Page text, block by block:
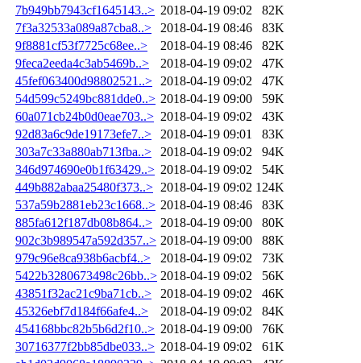
7b949bb7943cf1645143..> 2018-04-19 09:02
82K
7f3a32533a089a87cba8..>
2018-04-19 08:46
83K
9f8881cf53f7725c68ee..>
2018-04-19 08:46
82K
9feca2eeda4c3ab5469b..>
2018-04-19 09:02
47K
45fef063400d98802521..>
2018-04-19 09:02
47K
54d599c5249bc881dde0..> 2018-04-19 09:00
59K
60a071cb24b0d0eae703..> 2018-04-19 09:02
43K
92d83a6c9de19173efe7..>
2018-04-19 09:01
83K
303a7c33a880ab713fba..>
2018-04-19 09:02
94K
346d974690e0b1f63429..> 2018-04-19 09:02
54K
449b882abaa25480f373..> 2018-04-19 09:02 124K
537a59b2881eb23c1668..> 2018-04-19 08:46
83K
885fa612f187db08b864..>
2018-04-19 09:00
80K
902c3b989547a592d357..> 2018-04-19 09:00
88K
979c96e8ca938b6acbf4..>
2018-04-19 09:02
73K
5422b3280673498c26bb..> 2018-04-19 09:02
56K
43851f32ac21c9ba71cb..>
2018-04-19 09:02
46K
45326ebf7d184f66afe4..>
2018-04-19 09:02
84K
454168bbc82b5b6d2f10..> 2018-04-19 09:00
76K
30716377f2bb85dbe033..> 2018-04-19 09:02
61K